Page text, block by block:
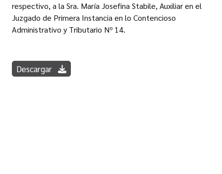
respectivo, a la Sra. María Josefina Stabile, Auxiliar en el
Juzgado de Primera Instancia en lo Contencioso
Administrativo y Tributario Nº 14.
Descargar